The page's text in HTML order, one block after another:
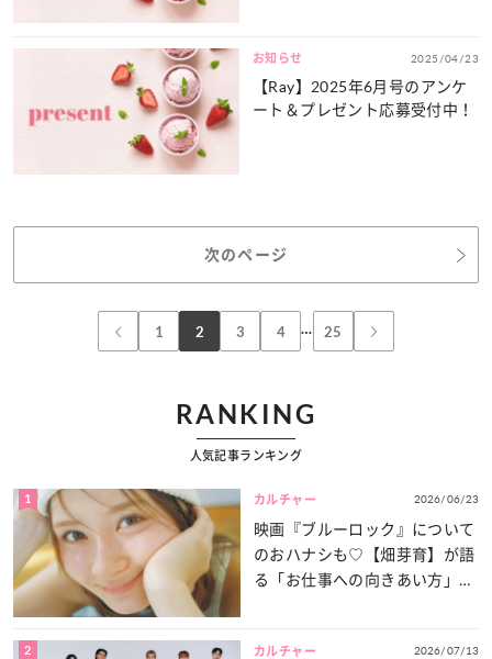
お知らせ 2025/04/23
【Ray】2025年6月号のアンケ
ート＆プレゼント応募受付中！
次のページ
1 2 3 4 … 25
RANKING
人気記事ランキング
1 カルチャー 2026/06/23
映画『ブルーロック』について
のおハナシも♡【畑芽育】が語
る「お仕事への向きあい方」と
2 カルチャー 2026/07/13